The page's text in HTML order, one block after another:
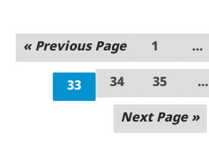
« Previous Page 1 …
33 34 35 ...
Next Page »